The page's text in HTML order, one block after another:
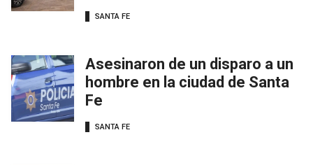
SANTA FE
Asesinaron de un disparo a un
hombre en la ciudad de Santa
Fe
SANTA FE